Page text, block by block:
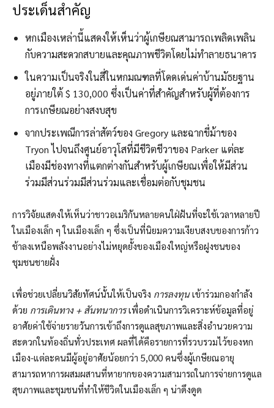
ประเด็นสำคัญ
หกเมืองเหล่านี้แสดงให้เห็นว่าผู้เกษียณสามารถเพลิดเพลิน
กับความสะดวกสบายและคุณภาพชีวิตโดยไม่ทำลายธนาคาร
ในความเป็นจริงในสี่ในหกมณฑลที่โดดเด่นค่าบ้านมัธยฐาน
อยู่ภายใต้ $ 130,000 ซึ่งเป็นค่าที่สำคัญสำหรับผู้ที่ต้องการ
การเกษียณอย่างสงบสุข
จากประเพณีการล่าสัตว์ของ Gregory และฉากขี่ม้าของ
Tryon ไปจนถึงศูนย์อาวุโสที่มีชีวิตชีวาของ Parker แต่ละ
เมืองมีช่องทางที่แตกต่างกันสำหรับผู้เกษียณเพื่อให้มีส่วน
ร่วมมีส่วนร่วมมีส่วนร่วมและเชื่อมต่อกับชุมชน
การวิจัยแสดงให้เห็นว่าชาวอเมริกันหลายคนใฝ่ฝันที่จะใช้เวลาหลายปี
ในเมืองเล็ก ๆ ในเมืองเล็ก ๆ ซึ่งเป็นที่นิยมความเงียบสงบของการก้าว
ช้าลงเหนือพลังงานอย่างไม่หยุดยั้งของเมืองใหญ่หรือฝูงชนของ
ชุมชนชายฝั่ง
เพื่อช่วยเปลี่ยนวิสัยทัศน์นั้นให้เป็นจริง การลงทุนเข้าร่วมกองกำลัง
ด้วย การเดินทาง + สันทนาการเพื่อดำเนินการวิเคราะห์ข้อมูลที่อยู่
อาศัยค่าใช้จ่ายรายวันการเข้าถึงการดูแลสุขภาพและสิ่งอำนวยความ
สะดวกในท้องถิ่นทั่วประเทศ ผลที่ได้คือรายการที่รวบรวมไว้ของหก
เมือง-แต่ละคนมีผู้อยู่อาศัยน้อยกว่า 5,000 คนซึ่งผู้เกษียณอายุ
สามารถหาการผสมผสานที่หายากของความสามารถในการจ่ายการดูแล
สุขภาพและชุมชนที่ทำให้ชีวิตในเมืองเล็ก ๆ น่าดึงดูด